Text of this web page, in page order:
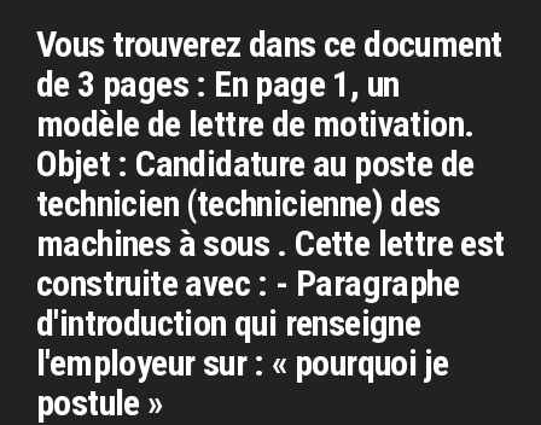
Vous trouverez dans ce document
de 3 pages : En page 1, un
modèle de lettre de motivation.
Objet : Candidature au poste de
technicien (technicienne) des
machines à sous . Cette lettre est
construite avec : - Paragraphe
d'introduction qui renseigne
l'employeur sur : « pourquoi je
postule »